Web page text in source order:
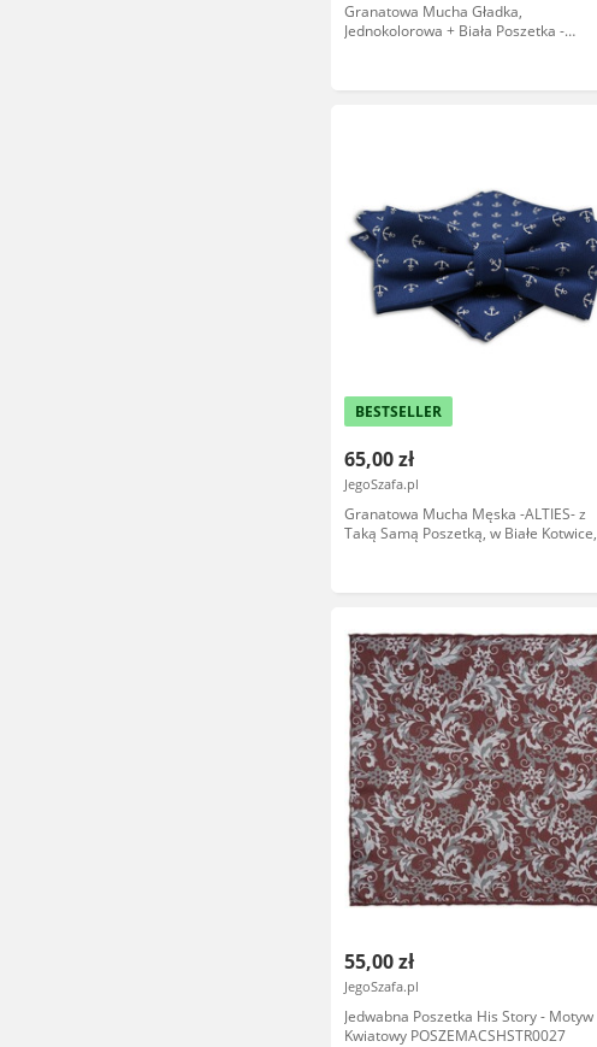
Granatowa Mucha Gładka,
Jednokolorowa + Biała Poszetka -
BESTSELLER
65,00 zł
JegoSzafa.pl
Granatowa Mucha Męska -ALTIES- z
Taką Samą Poszetką, w Białe Kotwice,
55,00 zł
JegoSzafa.pl
Jedwabna Poszetka His Story - Motyw
Kwiatowy POSZEMACSHSTR0027